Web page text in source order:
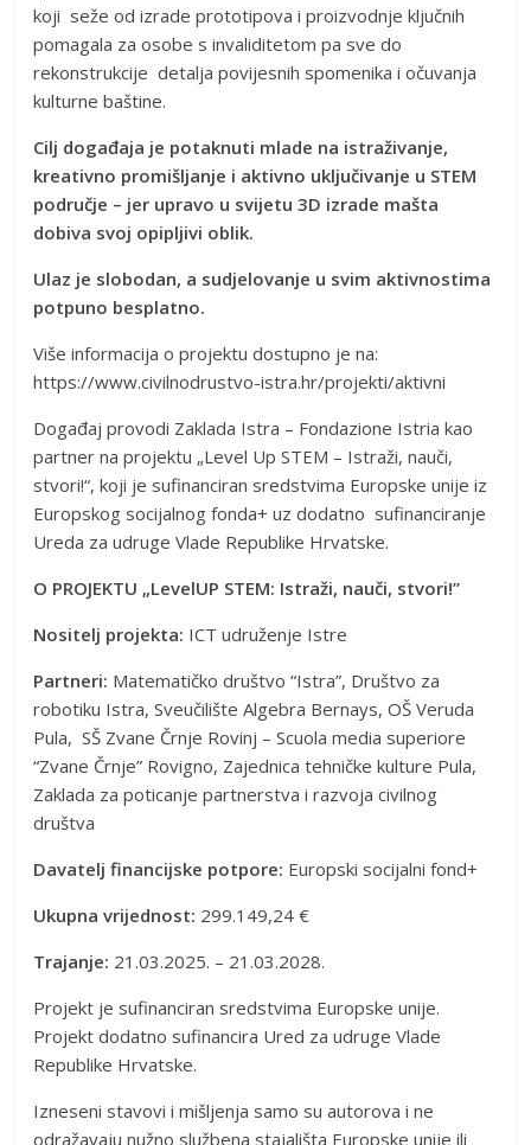
koji seže od izrade prototipova i proizvodnje ključnih
pomagala za osobe s invaliditetom pa sve do
rekonstrukcije detalja povijesnih spomenika i očuvanja
kulturne baštine.
Cilj događaja je potaknuti mlade na istraživanje,
kreativno promišljanje i aktivno uključivanje u STEM
područje – jer upravo u svijetu 3D izrade mašta
dobiva svoj opipljivi oblik.
Ulaz je slobodan, a sudjelovanje u svim aktivnostima
potpuno besplatno.
Više informacija o projektu dostupno je na:
https://www.civilnodrustvo-istra.hr/projekti/aktivni
Događaj provodi Zaklada Istra – Fondazione Istria kao
partner na projektu „Level Up STEM – Istraži, nauči,
stvori!“, koji je sufinanciran sredstvima Europske unije iz
Europskog socijalnog fonda+ uz dodatno sufinanciranje
Ureda za udruge Vlade Republike Hrvatske.
O PROJEKTU „LevelUP STEM: Istraži, nauči, stvori!”
Nositelj projekta: ICT udruženje Istre
Partneri: Matematičko društvo “Istra”, Društvo za
robotiku Istra, Sveučilište Algebra Bernays, OŠ Veruda
Pula, SŠ Zvane Črnje Rovinj – Scuola media superiore
“Zvane Črnje” Rovigno, Zajednica tehničke kulture Pula,
Zaklada za poticanje partnerstva i razvoja civilnog
društva
Davatelj financijske potpore: Europski socijalni fond+
Ukupna vrijednost: 299.149,24 €
Trajanje: 21.03.2025. – 21.03.2028.
Projekt je sufinanciran sredstvima Europske unije.
Projekt dodatno sufinancira Ured za udruge Vlade
Republike Hrvatske.
Izneseni stavovi i mišljenja samo su autorova i ne
odražavaju nužno službena stajališta Europske unije ili